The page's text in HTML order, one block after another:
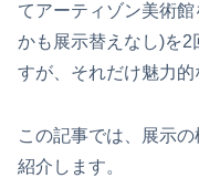
てアーティゾン美術
かも展示替えなし)を
すが、それだけ魅力的
この記事では、展示
紹介します。